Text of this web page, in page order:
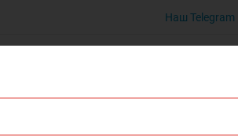
Наш Telegram